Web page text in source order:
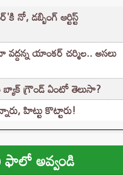
నో, డబ్బింగ్ ఆర్టిస్ట్
యాంకర్ చర్మిల.. అసలు
బ్యాక్ గ్రౌండ్ ఏంటో తెలుసా?
హిట్టు కొట్టారు!
అవ్వండి